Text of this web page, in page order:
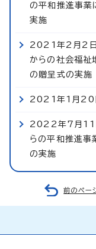
の平和推進事業
実施
2021年2月2日
からの社会福祉
の贈呈式の実施
2021年1月20
2022年7月11
らの平和推進事
の実施
前のペー